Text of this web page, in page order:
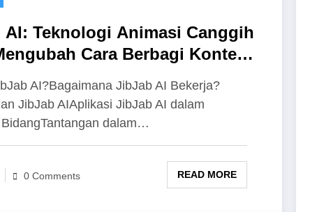
AI: Teknologi Animasi Canggih
Cara Berbagi Konten
AI?Bagaimana JibJab AI Bekerja?
JibJab AIAplikasi JibJab AI dalam
dalam…
0 Comments READ MORE